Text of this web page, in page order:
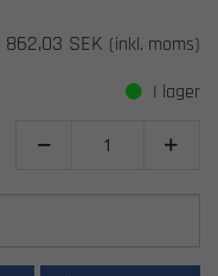
862,03 SEK (inkl. moms)
I lager
 